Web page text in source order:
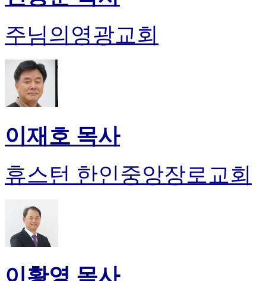
주님의영광교회
이재호 목사
휴스턴 한인중앙장로교회
이황영 목사